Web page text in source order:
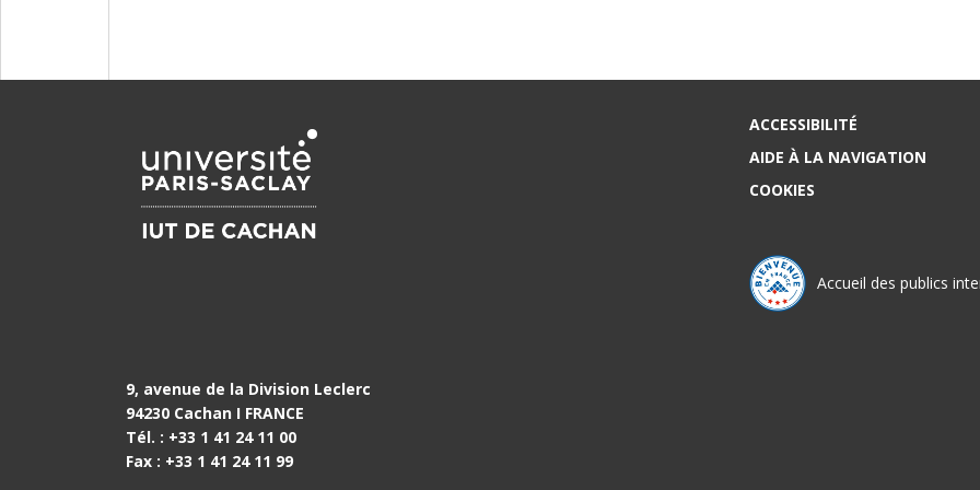
ACCESSIBILITÉ
AIDE À LA NAVIGATION
COOKIES
Accueil des publics
9, avenue de la Division Leclerc
94230 Cachan I FRANCE
Tél. : +33 1 41 24 11 00
Fax : +33 1 41 24 11 99